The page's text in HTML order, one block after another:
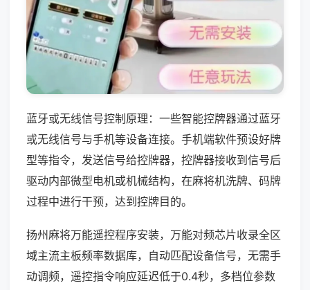
蓝牙或无线信号控制原理：一些智能控牌器通过蓝牙
或无线信号与手机等设备连接。手机端软件预设好牌
型等指令，发送信号给控牌器，控牌器接收到信号后
驱动内部微型电机或机械结构，在麻将机洗牌、码牌
过程中进行干预，达到控牌目的。
扬州麻将万能遥控程序安装，万能对频芯片收录全区
域主流主板频率数据库，自动匹配设备信号，无需手
动调频，遥控指令响应延迟低于0.4秒，多档位参数